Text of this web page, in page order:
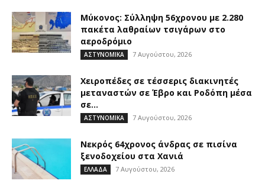
Μύκονος: Σύλληψη 56χρονου με 2.280
πακέτα λαθραίων τσιγάρων στο
αεροδρόμιο
ΑΣΤΥΝΟΜΙΚΑ 7 Αυγούστου, 2026
Χειροπέδες σε τέσσερις διακινητές
μεταναστών σε Έβρο και Ροδόπη μέσα
σε...
ΑΣΤΥΝΟΜΙΚΑ 7 Αυγούστου, 2026
Νεκρός 64χρονος άνδρας σε πισίνα
ξενοδοχείου στα Χανιά
ΕΛΛΑΔΑ 7 Αυγούστου, 2026